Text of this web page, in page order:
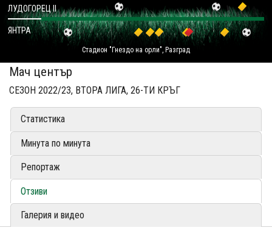
КЛУБ
Стадион "Гнездо на орли", Разград
ЛУДОГОРЕЦ II
ЯНТРА
Мач център
СЕЗОН 2022/23, ВТОРА ЛИГА, 26-ТИ КРЪГ
Статистика
Минута по минута
Репортаж
Отзиви
Галерия и видео